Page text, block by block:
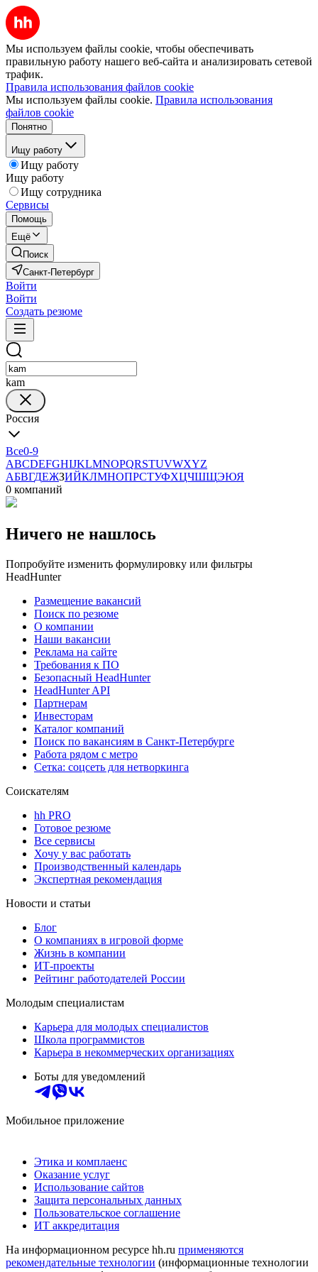
Мы используем файлы cookie, чтобы обеспечивать
правильную работу нашего веб-сайта и анализировать сетевой
трафик.
Правила использования файлов cookie
Мы используем файлы cookie. Правила использования
файлов cookie
Понятно
Ищу работу
Ищу работу
Ищу работу
Ищу сотрудника
Сервисы
Помощь
Ещё
Поиск
Санкт-Петербург
Войти
Войти
Создать резюме
kam
Россия
Все0-9
ABCDEFGHIJKLMNOPQRSTUVWXYZ
АБВГДЕЖЗИЙКЛМНОПРСТУФХЦЧШЩЭЮЯ
0 компаний
Ничего не нашлось
Попробуйте изменить формулировку или фильтры
HeadHunter
Размещение вакансий
Поиск по резюме
О компании
Наши вакансии
Реклама на сайте
Требования к ПО
Безопасный HeadHunter
HeadHunter API
Партнерам
Инвесторам
Каталог компаний
Поиск по вакансиям в Санкт-Петербурге
Работа рядом с метро
Сетка: соцсеть для нетворкинга
Соискателям
hh PRO
Готовое резюме
Все сервисы
Хочу у вас работать
Производственный календарь
Экспертная рекомендация
Новости и статьи
Блог
О компаниях в игровой форме
Жизнь в компании
ИТ-проекты
Рейтинг работодателей России
Молодым специалистам
Карьера для молодых специалистов
Школа программистов
Карьера в некоммерческих организациях
Боты для уведомлений
Мобильное приложение
Этика и комплаенс
Оказание услуг
Использование сайтов
Защита персональных данных
Пользовательское соглашение
ИТ аккредитация
На информационном ресурсе hh.ru применяются
рекомендательные технологии (информационные технологии